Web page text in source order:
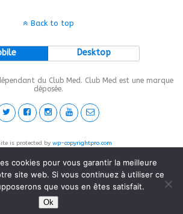
Back to top
Desktop
du Club Med. Club Med est une marque
déposée.
is protected by wp-copyrightpro.com
cookies pour vous garantir la meilleure
site web. Si vous continuez à utiliser ce
que vous en êtes satisfait.
Ok